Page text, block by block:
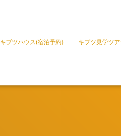
キブツハウス(宿泊予約) キブツ見学ツア